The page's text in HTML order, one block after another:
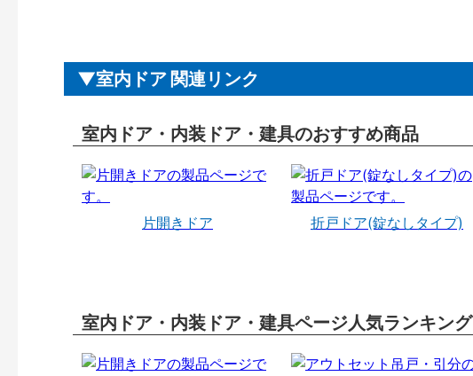
室内ドア 関連リンク
室内ドア・内装ドア・建具のおすすめ商品
片開きドア 折戸ドア(錠なしタイプ)
室内ドア・内装ドア・建具ページ人気ランキング